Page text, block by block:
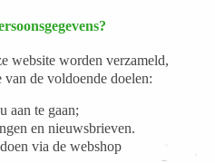
website worden verzameld,
de voldoende doelen:
aan te gaan;
en nieuwsbrieven.
via de webshop